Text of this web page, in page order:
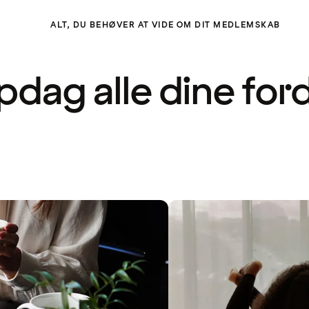
ALT, DU BEHØVER AT VIDE OM DIT MEDLEMSKAB
alle dine